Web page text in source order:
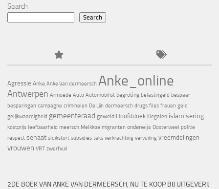
Search
Search
Agressie Anke Anke Van dermeersch Anke_online
Antwerpen Armoede Auto Automobilist begroting belastingeld bespaar
besparingen campagne criminelen De Lijn dermeersch drugs files frauen geld
gelijkwaardigheid gemeenteraad geweld Hoofddoek illegalen islamisering
kostprijs leefbaarheid meersch Melkkoe migranten onderwijs Oosterweel politie
respect senaat sluikstort subsidies taks verkrachting vervuiling vreemdelingen
vrouwen VRT zwerfvuil
2DE BOEK VAN ANKE VAN DERMEERSCH, NU TE KOOP BIJ UITGEVERIJ